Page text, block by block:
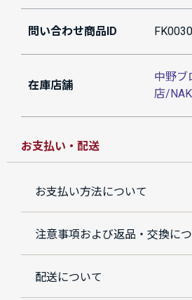
問い合わせ商品ID
在庫店舗
中野ブ
店/
お支払い・配送
お支払い方法について
注意事項および返品・交換に
配送について